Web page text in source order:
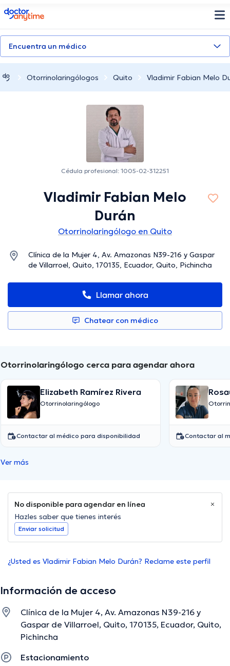
doctoranytime
Encuentra un médico
Otorrinolaringólogos Quito Vladimir Fabian Melo
Cédula profesional: 1005-02-312251
Vladimir Fabian Melo
Durán
Otorrinolaringólogo en Quito
Clínica de la Mujer 4, Av. Amazonas N39-216 y Gaspar
de Villarroel, Quito, 170135, Ecuador, Quito, Pichincha
Llamar ahora
Chatear con médico
Otorrinolaringólogo cerca para agendar ahora
Elizabeth Ramírez Rivera
Otorrinolaringólogo
Contactar al médico para disponibilidad Contactar al
Ver más
No disponible para agendar en línea
Hazles saber que tienes interés
Enviar solicitud
¿Usted es Vladimir Fabian Melo Durán? Reclame este perfil
Información de acceso
Clínica de la Mujer 4, Av. Amazonas N39-216 y
Gaspar de Villarroel, Quito, 170135, Ecuador, Quito,
Pichincha
Estacionamiento